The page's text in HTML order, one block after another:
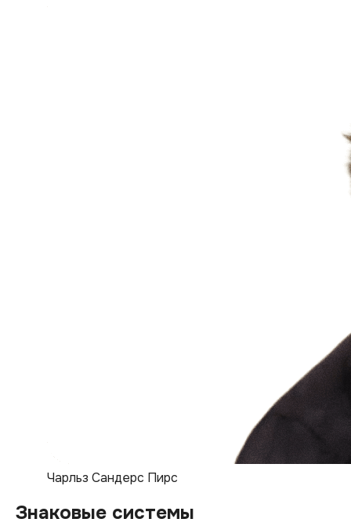
Чарльз Сандерс Пирс
Знаковые системы